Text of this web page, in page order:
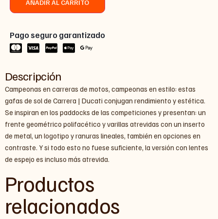
AÑADIR AL CARRITO
Pago seguro garantizado
Descripción
Campeonas en carreras de motos, campeonas en estilo: estas
gafas de sol de Carrera | Ducati conjugan rendimiento y estética.
Se inspiran en los paddocks de las competiciones y presentan: un
frente geométrico polifacético y varillas atrevidas con un inserto
de metal, un logotipo y ranuras lineales, también en opciones en
contraste. Y si todo esto no fuese suficiente, la versión con lentes
de espejo es incluso más atrevida.
Productos
relacionados